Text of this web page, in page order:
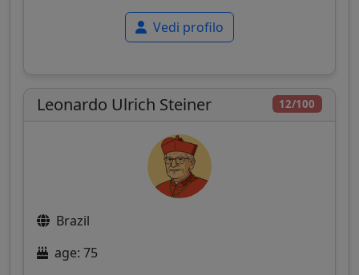
Vedi profilo
12/100
Leonardo Ulrich Steiner
Brazil
age: 75